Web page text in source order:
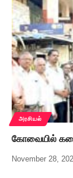
அரசியல்
கோவையில்
November 28,